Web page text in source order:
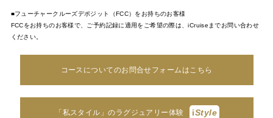
■フューチャークルーズデポジット（FCC）をお持ちのお客様
FCCをお持ちのお客様で、ご予約記録に適用をご希望の際は、iCruiseまでお問い合わせ
ください。
コースについてのお問合せフォームはこちら
「私スタイル」のラグジュアリー体験 iStyle